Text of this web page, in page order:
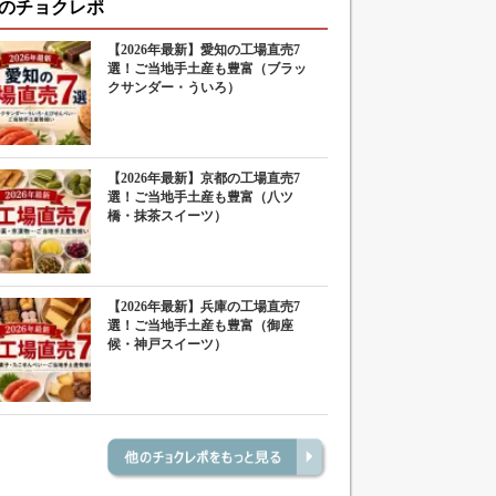
チョクレポ
【2026年最新】愛知の工場直売7
選！ご当地手土産も豊富（ブラッ
クサンダー・ういろ）
【2026年最新】京都の工場直売7
選！ご当地手土産も豊富（八ツ
橋・抹茶スイーツ）
【2026年最新】兵庫の工場直売7
選！ご当地手土産も豊富（御座
候・神戸スイーツ）